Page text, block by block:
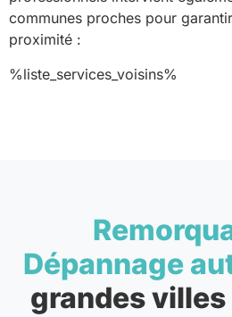
communes proches pour
proximité :
%liste_services_voisins%
Dépannage
grandes villes